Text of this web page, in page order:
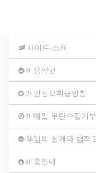
사이트 소개
이용약관
개인정보취급방침
이메일 무단수집거부
책임의 한계와 법적
이용안내